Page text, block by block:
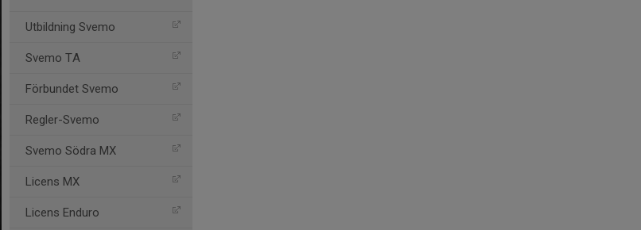
Utbildning Svemo
Svemo TA
Förbundet Svemo
Regler-Svemo
Svemo Södra MX
Licens MX
Licens Enduro